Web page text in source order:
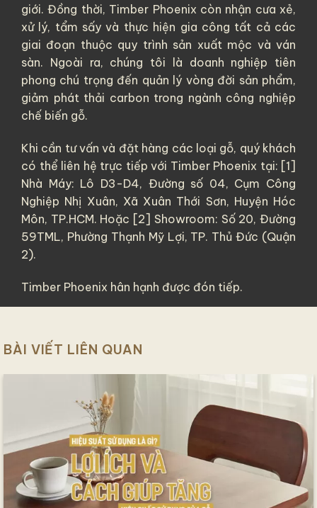
giới. Đồng thời, Timber Phoenix còn nhận cưa xẻ,
xử lý, tẩm sấy và thực hiện gia công tất cả các
giai đoạn thuộc quy trình sản xuất mộc và ván
sàn. Ngoài ra, chúng tôi là doanh nghiệp tiên
phong chú trọng đến quản lý vòng đời sản phẩm,
giảm phát thải carbon trong ngành công nghiệp
chế biến gỗ.
Khi cần tư vấn và đặt hàng các loại gỗ, quý khách
có thể liên hệ trực tiếp với Timber Phoenix tại: [1]
Nhà Máy: Lô D3-D4, Đường số 04, Cụm Công
Nghiệp Nhị Xuân, Xã Xuân Thới Sơn, Huyện Hóc
Môn, TP.HCM. Hoặc [2] Showroom: Số 20, Đường
59TML, Phường Thạnh Mỹ Lợi, TP. Thủ Đức (Quận
2).
Timber Phoenix hân hạnh được đón tiếp.
BÀI VIẾT LIÊN QUAN